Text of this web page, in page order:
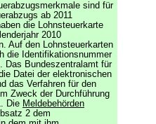
sind für
ab 2011
die Lohnsteuerkarte
2010
Auf den Lohnsteuerkarten
die Identifikationsnummer
Das Bundeszentralamt für
Datei der elektronischen
das Verfahren für den
Zweck der Durchführung
Die Meldebehörden
2 dem